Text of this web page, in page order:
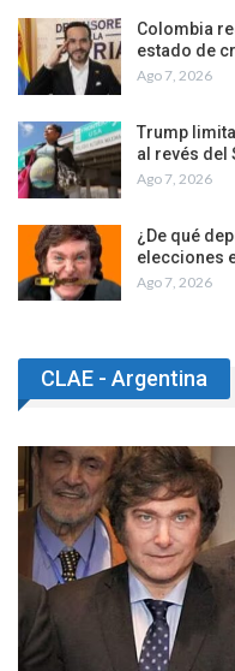
Colombia
estado de
Ago 7, 2026
Trump
al revés del
Ago 7, 2026
¿De qué
elecciones
Ago 7, 2026
CLAE - Argentina